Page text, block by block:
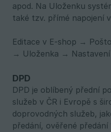
apod. Na Uloženku
také tzv. přímé napojení
Editace v E-shop →
→ Uloženka → Nastavení
DPD
DPD je oblíbený přední
služeb v ČR i Evropě s
doprovodných služeb,
předání, ověřené